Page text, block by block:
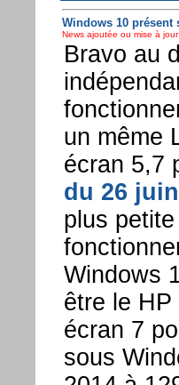
Windows 10 présent
News ajoutée ou mise à
Bravo au
un même
écran 5,7
du 26 juin
plus
Windows
être le HP
écran 7
sous